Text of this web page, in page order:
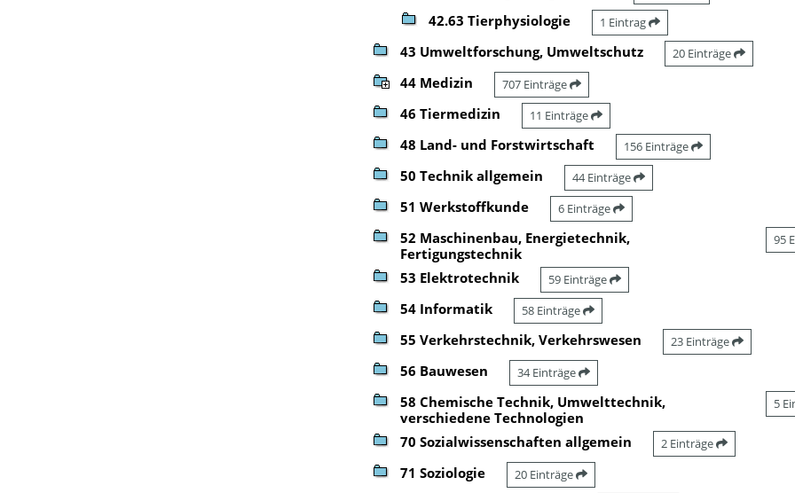
42.63 Tierphysiologie 1 Eintrag
43 Umweltforschung, Umweltschutz 20 Einträge
44 Medizin 707 Einträge
46 Tiermedizin 11 Einträge
48 Land- und Forstwirtschaft 156 Einträge
50 Technik allgemein 44 Einträge
51 Werkstoffkunde 6 Einträge
52 Maschinenbau, Energietechnik,
Fertigungstechnik
95
53 Elektrotechnik 59 Einträge
54 Informatik 58 Einträge
55 Verkehrstechnik, Verkehrswesen 23 Einträge
56 Bauwesen 34 Einträge
58 Chemische Technik, Umwelttechnik,
verschiedene Technologien
5
70 Sozialwissenschaften allgemein 2 Einträge
71 Soziologie 20 Einträge